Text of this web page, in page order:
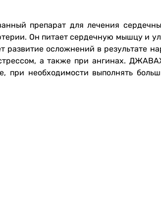
препарат для лечения
Он питает сердечную мышцу и
осложнений в результате
а также при ангинах.
при необходимости выполнять